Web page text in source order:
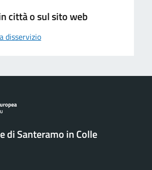
città o sul sito web
disservizio
di Santeramo in Colle